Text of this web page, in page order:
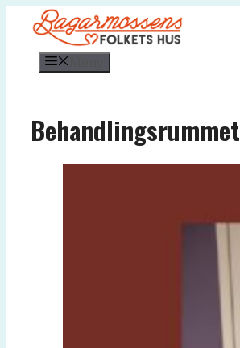
Hoppa
Behandlingsrummet